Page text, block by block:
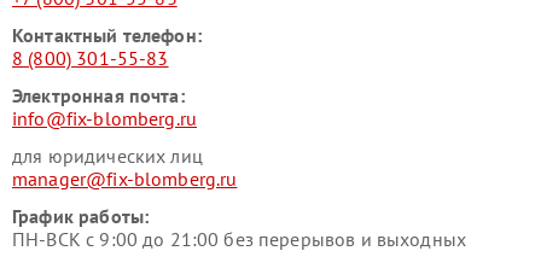
Контактный телефон:
8 (800) 301-55-83
Электронная почта:
info@fix-blomberg.ru
для юридических лиц
manager@fix-blomberg.ru
График работы:
ПН-ВСК с 9:00 до 21:00 без перерывов и выходных